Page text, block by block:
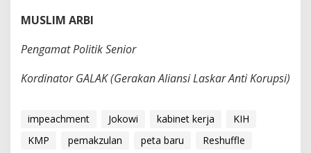
MUSLIM ARBI
Pengamat Politik Senior
Kordinator GALAK (Gerakan Aliansi Laskar Anti Korupsi)
impeachment Jokowi kabinet kerja
KIH
KMP
pemakzulan peta baru Reshuffle